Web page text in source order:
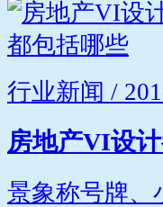
行业新闻 /
房地产VI设
景象称号牌、